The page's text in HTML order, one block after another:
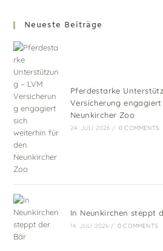
Neueste Beiträge
Pferdestarke
Versicherung
Neunkircher Zoo
24. JULI 2026 / 0 COMMENTS
In Neunkirchen steppt
14. JULI 2026 / 0 COMMENTS